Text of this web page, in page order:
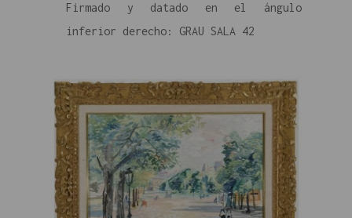
Firmado y datado en el ángulo
inferior derecho: GRAU SALA 42